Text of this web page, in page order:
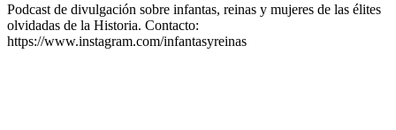
Podcast de divulgación sobre infantas, reinas y mujeres de las élites
olvidadas de la Historia. Contacto:
https://www.instagram.com/infantasyreinas